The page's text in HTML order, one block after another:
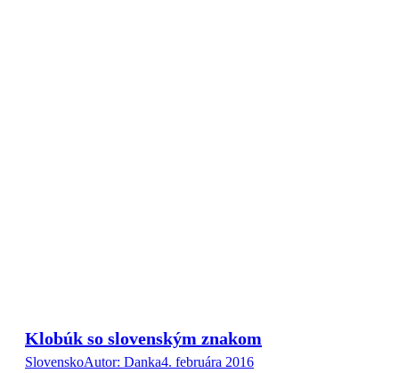
Klobúk so slovenským znakom
SlovenskoAutor: Danka4. februára 2016